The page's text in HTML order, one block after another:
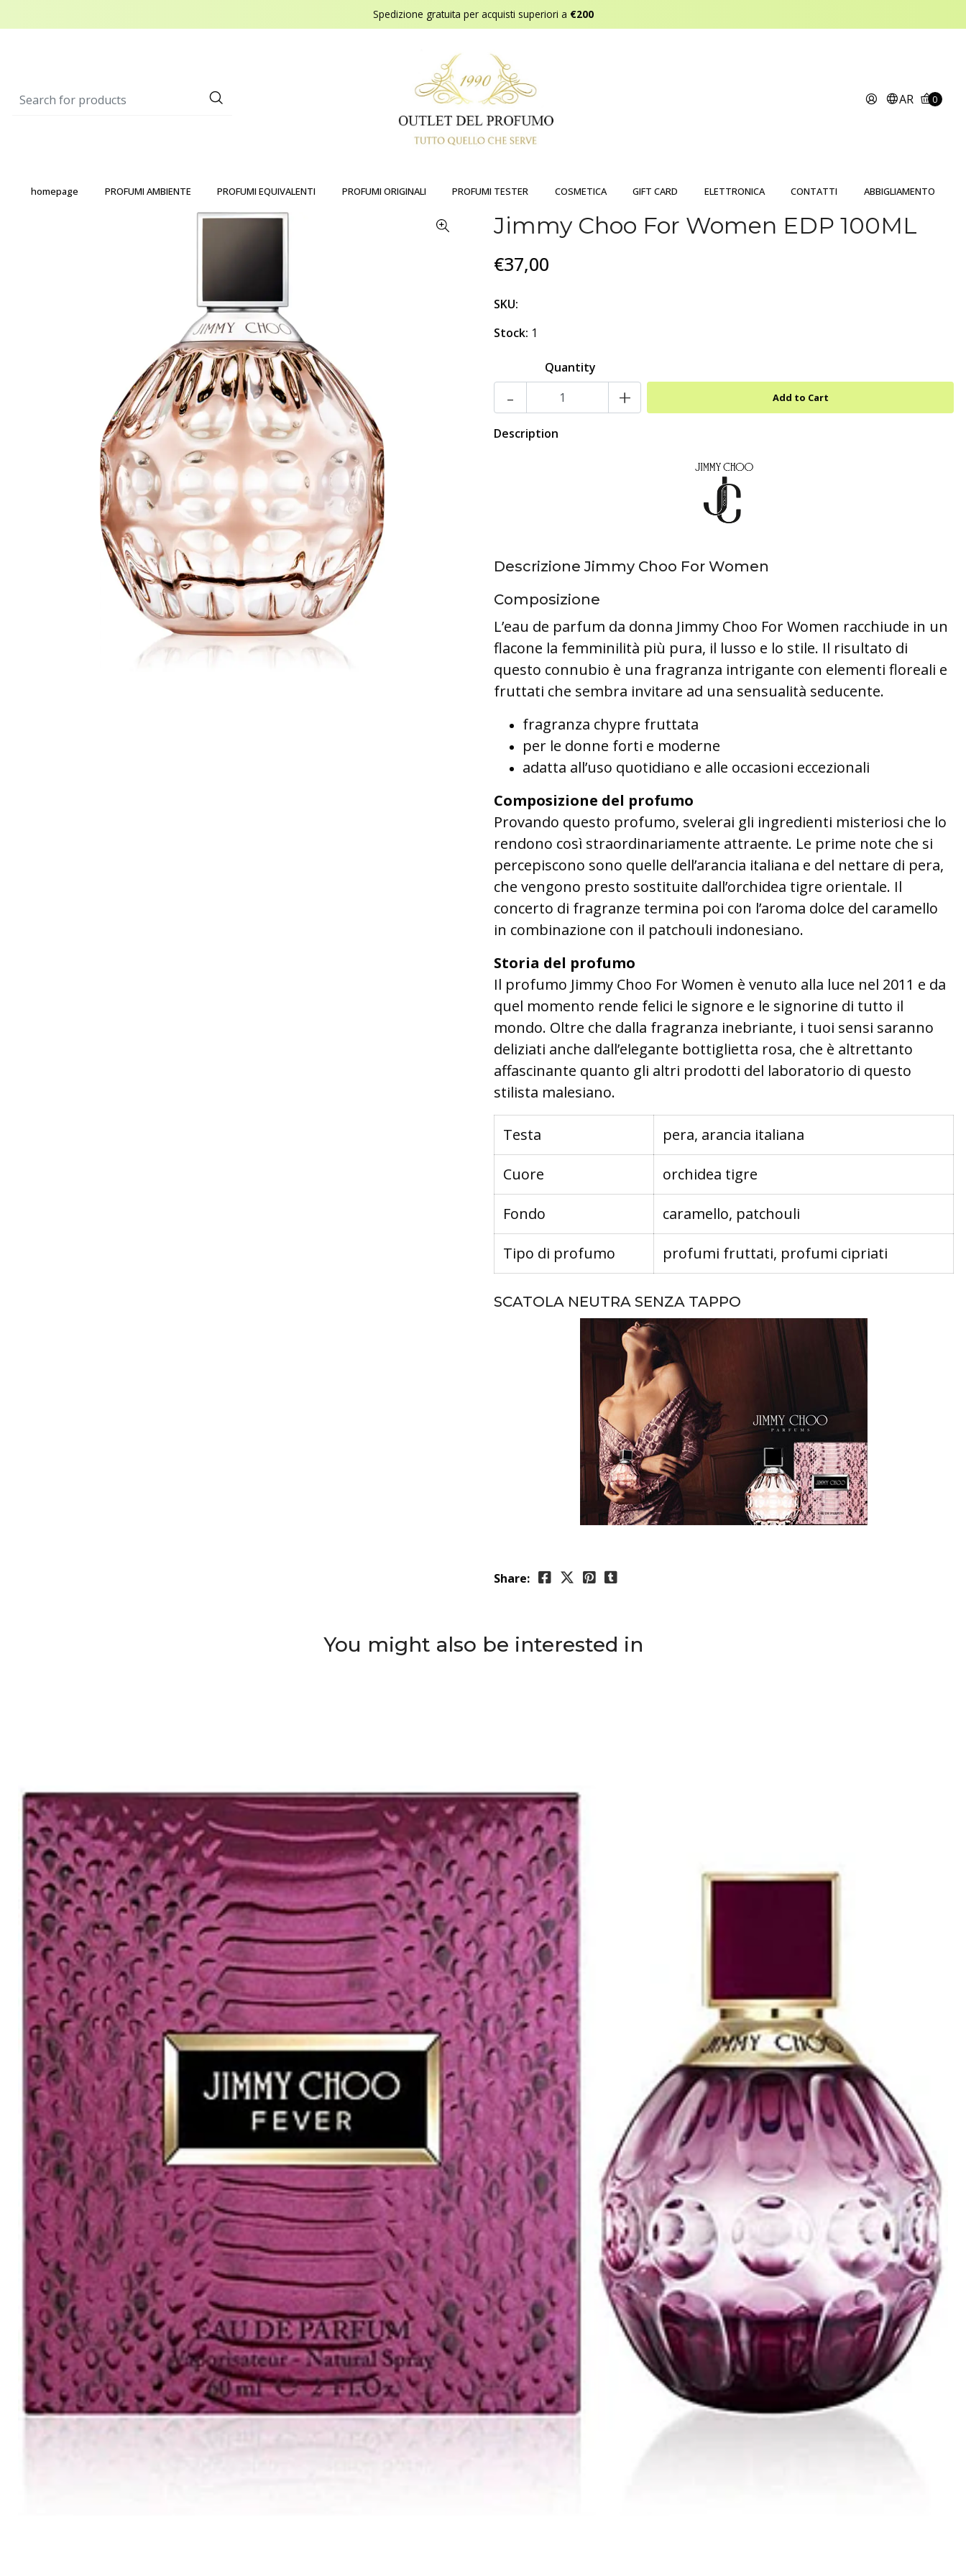
Spedizione gratuita per acquisti superiori a €200
AR 0
homepage PROFUMI AMBIENTE PROFUMI EQUIVALENTI PROFUMI ORIGINALI PROFUMI TESTER COSMETICA GIFT CARD ELETTRONICA CONTATTI ABBIGLIAMENTO
Jimmy Choo For Women EDP 100ML
€37,00
SKU:
Stock: 1
Quantity
- +
Description
Descrizione Jimmy Choo For Women
Composizione
L’eau de parfum da donna Jimmy Choo For Women racchiude in un
flacone la femminilità più pura, il lusso e lo stile. Il risultato di
questo connubio è una fragranza intrigante con elementi floreali e
fruttati che sembra invitare ad una sensualità seducente.
fragranza chypre fruttata
per le donne forti e moderne
adatta all’uso quotidiano e alle occasioni eccezionali
Composizione del profumo
Provando questo profumo, svelerai gli ingredienti misteriosi che lo
rendono così straordinariamente attraente. Le prime note che si
percepiscono sono quelle dell’arancia italiana e del nettare di pera,
che vengono presto sostituite dall’orchidea tigre orientale. Il
concerto di fragranze termina poi con l’aroma dolce del caramello
in combinazione con il patchouli indonesiano.
Storia del profumo
Il profumo Jimmy Choo For Women è venuto alla luce nel 2011 e da
quel momento rende felici le signore e le signorine di tutto il
mondo. Oltre che dalla fragranza inebriante, i tuoi sensi saranno
deliziati anche dall’elegante bottiglietta rosa, che è altrettanto
affascinante quanto gli altri prodotti del laboratorio di questo
stilista malesiano.
Testa pera, arancia italiana
Cuore orchidea tigre
Fondo caramello, patchouli
Tipo di profumo profumi fruttati, profumi cipriati
SCATOLA NEUTRA SENZA TAPPO
Share:
You might also be interested in